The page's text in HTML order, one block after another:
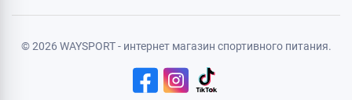
© 2026 WAYSPORT - интернет магазин спортивного питания.